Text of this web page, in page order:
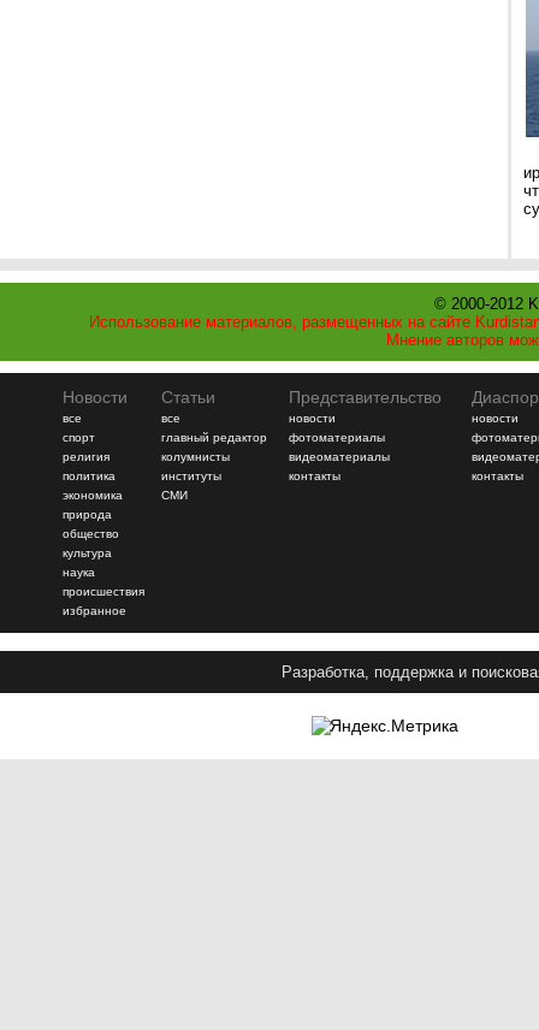
© 2000-2012
Использование материалов, размещенных на сайте
Мнение авторов
Новости
все
спорт
религия
политика
экономика
природа
общество
культура
наука
происшествия
избранное
Статьи
все
главный редактор
колумнисты
институты
СМИ
Представительство
новости
фотоматериалы
видеоматериалы
контакты
новости
контакты
Разработка, поддержка и